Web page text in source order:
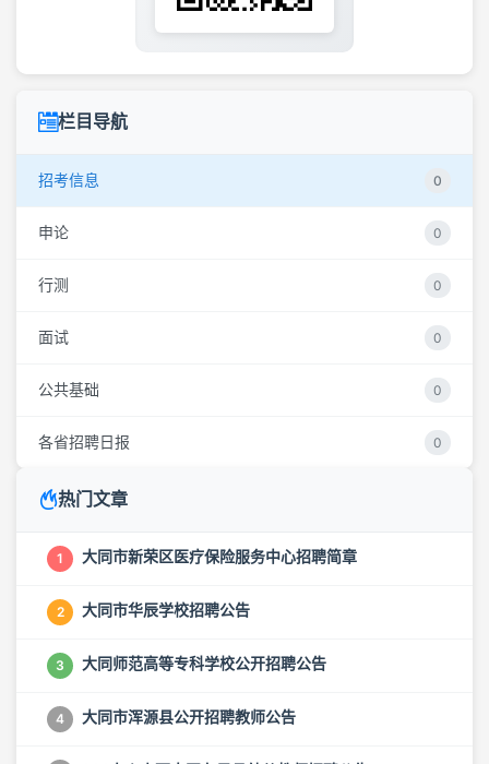
栏目导航
招考信息 0
申论 0
行测 0
面试 0
公共基础 0
各省招聘日报 0
热门文章
1 大同市新荣区医疗保险服务中心招聘简章
2 大同市华辰学校招聘公告
3 大同师范高等专科学校公开招聘公告
4 大同市浑源县公开招聘教师公告